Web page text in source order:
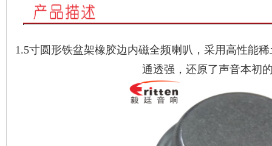
1.5寸圆形铁盆架橡胶边内磁全频喇叭，采用高性能
通透强，还原了声音本初